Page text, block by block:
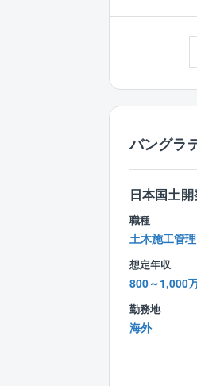
バングラ
日本国土
職種
土木施工管理
想定年収
800～1,000
勤務地
海外